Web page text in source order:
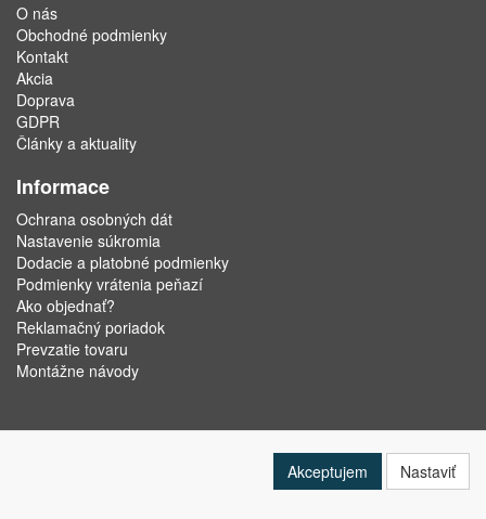
O nás
Obchodné podmienky
Kontakt
Akcia
Doprava
GDPR
Články a aktuality
Informace
Ochrana osobných dát
Nastavenie súkromia
Dodacie a platobné podmienky
Podmienky vrátenia peňazí
Ako objednať?
Reklamačný poriadok
Prevzatie tovaru
Montážne návody
Akceptujem Nastaviť